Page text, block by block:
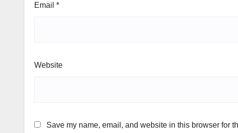
Email *
Website
Save my name, email, and website in this browser for